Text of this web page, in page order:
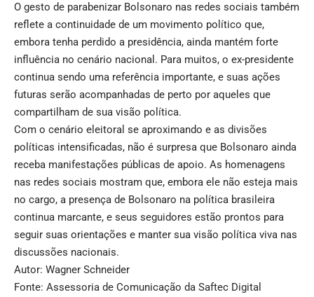
O gesto de parabenizar Bolsonaro nas redes sociais também
reflete a continuidade de um movimento político que,
embora tenha perdido a presidência, ainda mantém forte
influência no cenário nacional. Para muitos, o ex-presidente
continua sendo uma referência importante, e suas ações
futuras serão acompanhadas de perto por aqueles que
compartilham de sua visão política.
Com o cenário eleitoral se aproximando e as divisões
políticas intensificadas, não é surpresa que Bolsonaro ainda
receba manifestações públicas de apoio. As homenagens
nas redes sociais mostram que, embora ele não esteja mais
no cargo, a presença de Bolsonaro na política brasileira
continua marcante, e seus seguidores estão prontos para
seguir suas orientações e manter sua visão política viva nas
discussões nacionais.
Autor: Wagner Schneider
Fonte: Assessoria de Comunicação da Saftec Digital